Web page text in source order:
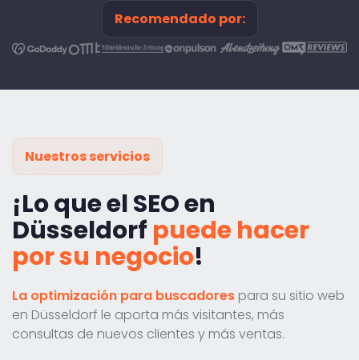
Recomendado por:
Nuestros servicios
¡Lo que el SEO en
Düsseldorf puede hacer
por su negocio!
La optimización para buscadores para su sitio web
en Düsseldorf le aporta más visitantes, más
consultas de nuevos clientes y más ventas.